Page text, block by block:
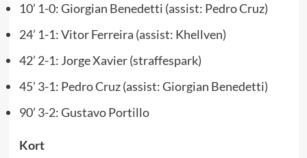
10’ 1-0: Giorgian Benedetti (assist: Pedro Cruz)
24’ 1-1: Vitor Ferreira (assist: Khellven)
42’ 2-1: Jorge Xavier (straffespark)
45’ 3-1: Pedro Cruz (assist: Giorgian Benedetti)
90’ 3-2: Gustavo Portillo
Kort